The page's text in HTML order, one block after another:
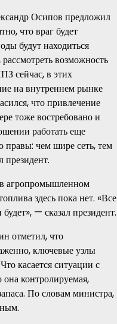
Осипов предложил
что враг будет
будут находиться
возможность
сейчас, в этих
на внутреннем рынке
что привлечение
тоже востребовано и
работать еще
правы: чем шире сеть, тем
президент.
агропромышленном
здесь пока нет. «Все
— сказал президент.
отметил, что
ключевые узлы
касается ситуации с
контролируемая,
По словам министра,